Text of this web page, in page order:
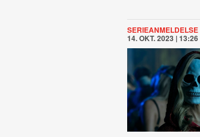
SERIEANMELDELSE
14. OKT. 2023 | 13:26